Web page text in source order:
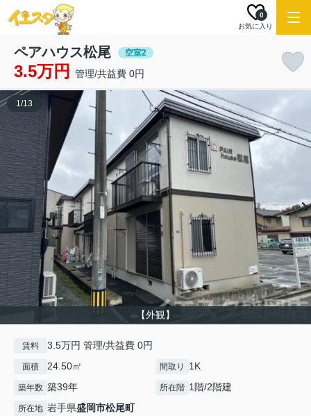
お気に入り
0
ペアハウス松尾 空室2
3.5万円 管理/共益費 0円
【外観】
1/13
賃料 3.5万円 管理/共益費 0円
面積 24.50㎡ 間取り 1K
築年数 築39年 所在階 1階/2階建
所在地 岩手県盛岡市松尾町